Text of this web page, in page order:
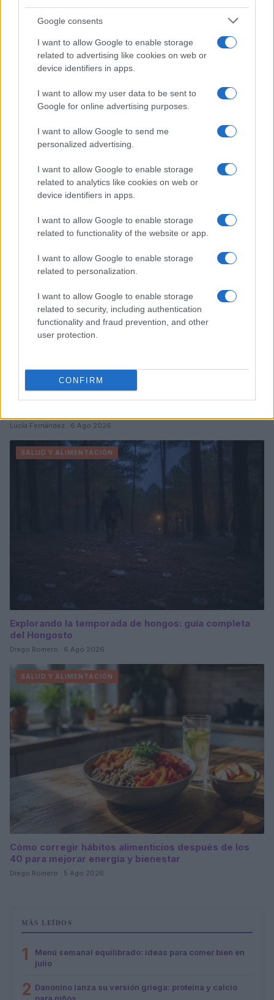
Google consents
I want to allow Google to enable storage
related to advertising like cookies on web or
device identifiers in apps.
I want to allow my user data to be sent to
Google for online advertising purposes.
I want to allow Google to send me
personalized advertising.
I want to allow Google to enable storage
related to analytics like cookies on web or
device identifiers in apps.
I want to allow Google to enable storage
related to functionality of the website or app.
I want to allow Google to enable storage
related to personalization.
I want to allow Google to enable storage
related to security, including authentication
functionality and fraud prevention, and other
user protection.
CONFIRM
Sigue leyendo
Explorando las similitudes y diferencias entre la
Lucía Fernández · 6 Ago 2026
SALUD Y ALIMENTACIÓN
Explorando la temporada de hongos: guía completa
del Hongosto
Diego Romero · 6 Ago 2026
SALUD Y ALIMENTACIÓN
Cómo corregir hábitos alimenticios después de los
40 para mejorar energía y bienestar
Diego Romero · 5 Ago 2026
MÁS LEÍDOS
1
Menú semanal equilibrado: ideas para comer bien en
julio
2 Danonino lanza su versión griega: proteína y calcio